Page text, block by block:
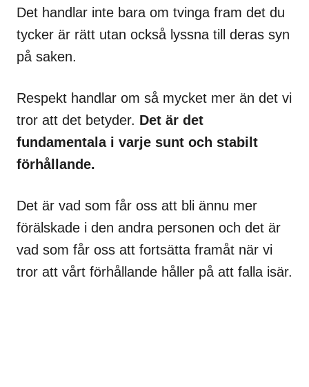
Det handlar inte bara om tvinga fram det du
tycker är rätt utan också lyssna till deras syn
på saken.
Respekt handlar om så mycket mer än det vi
tror att det betyder. Det är det
fundamentala i varje sunt och stabilt
förhållande.
Det är vad som får oss att bli ännu mer
förälskade i den andra personen och det är
vad som får oss att fortsätta framåt när vi
tror att vårt förhållande håller på att falla isär.